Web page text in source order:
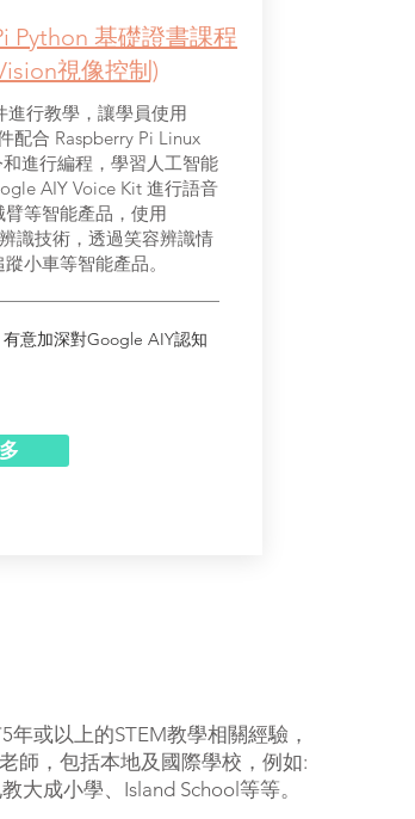
Python 基礎證書課程
視像控制)
行教學，讓學員使用
配合 Raspberry Pi Linux
進行編程，學習人工智能
AIY Voice Kit 進行語音
等智能產品，使用
識技術，透過笑容辨識情
小車等智能產品。
意加深對Google AIY認知
或以上的STEM教學相關經驗，
師，包括本地及國際學校，例如:
大成小學、Island School等等。